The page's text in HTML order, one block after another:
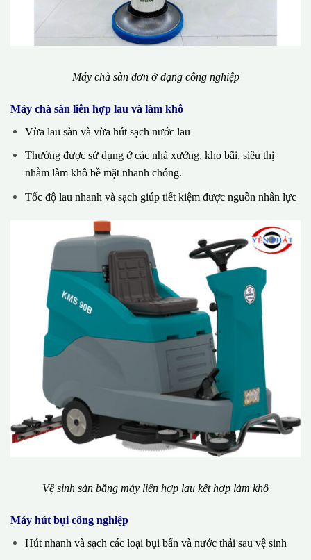
Máy chà sàn đơn ở dạng công nghiệp
Máy chà sàn liên hợp lau và làm khô
Vừa lau sàn và vừa hút sạch nước lau
Thường được sử dụng ở các nhà xưởng, kho bãi, siêu thị
nhằm làm khô bề mặt nhanh chóng.
Tốc độ lau nhanh và sạch giúp tiết kiệm được nguồn nhân lực
Vệ sinh sàn bằng máy liên hợp lau kết hợp làm khô
Máy hút bụi công nghiệp
Hút nhanh và sạch các loại bụi bẩn và nước thải sau vệ sinh